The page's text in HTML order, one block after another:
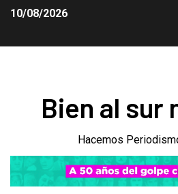
10/08/2026
Bien al sur
Hacemos